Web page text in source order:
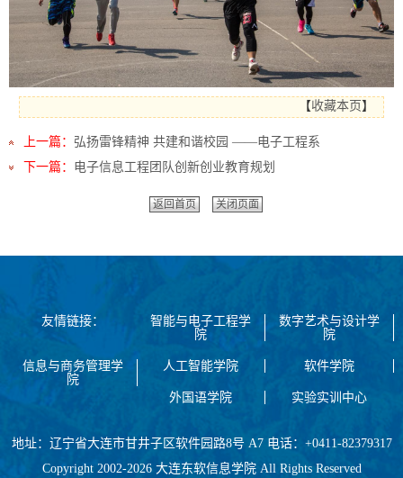
【收藏本页】
上一篇： 弘扬雷锋精神 共建和谐校园 ——电子工程系
下一篇： 电子信息工程团队创新创业教育规划
返回首页 关闭页面
友情链接：
智能与电子工程学
院
数字艺术与设计学
院
信息与商务管理学
院
人工智能学院 软件学院
外国语学院 实验实训中心
地址：辽宁省大连市甘井子区软件园路8号 A7 电话：+0411-82379317
Copyright 2002-2026 大连东软信息学院 All Rights Reserved